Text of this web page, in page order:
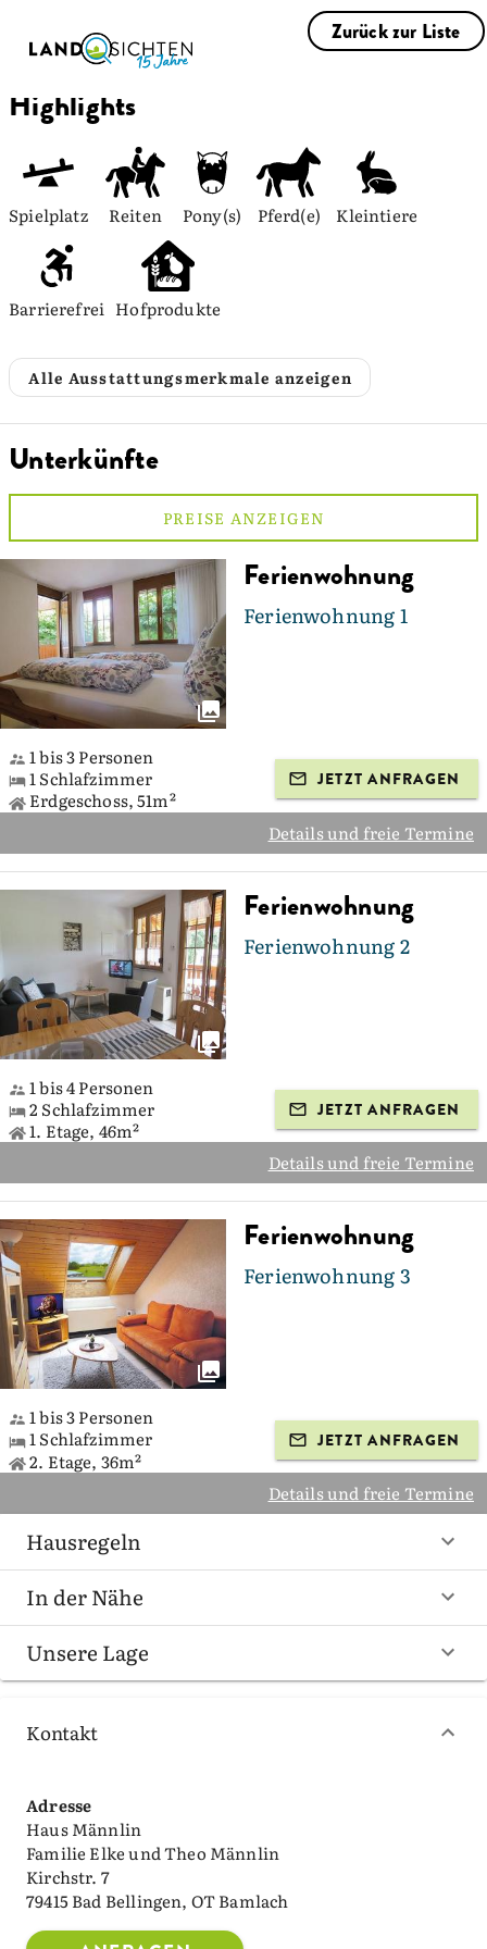
Zurück zur Liste
Highlights
Spielplatz Reiten Pony(s) Pferd(e) Kleintiere
Barrierefrei Hofprodukte
Alle Ausstattungsmerkmale anzeigen
Unterkünfte
PREISE ANZEIGEN
Ferienwohnung
Ferienwohnung 1
1 bis 3 Personen
1 Schlafzimmer
Erdgeschoss, 51m²
JETZT ANFRAGEN
Details und freie Termine
Ferienwohnung
Ferienwohnung 2
1 bis 4 Personen
2 Schlafzimmer
1. Etage, 46m²
JETZT ANFRAGEN
Details und freie Termine
Ferienwohnung
Ferienwohnung 3
1 bis 3 Personen
1 Schlafzimmer
2. Etage, 36m²
JETZT ANFRAGEN
Details und freie Termine
Hausregeln
In der Nähe
Unsere Lage
Kontakt
Adresse
Haus Männlin
Familie Elke und Theo Männlin
Kirchstr. 7
79415 Bad Bellingen, OT Bamlach